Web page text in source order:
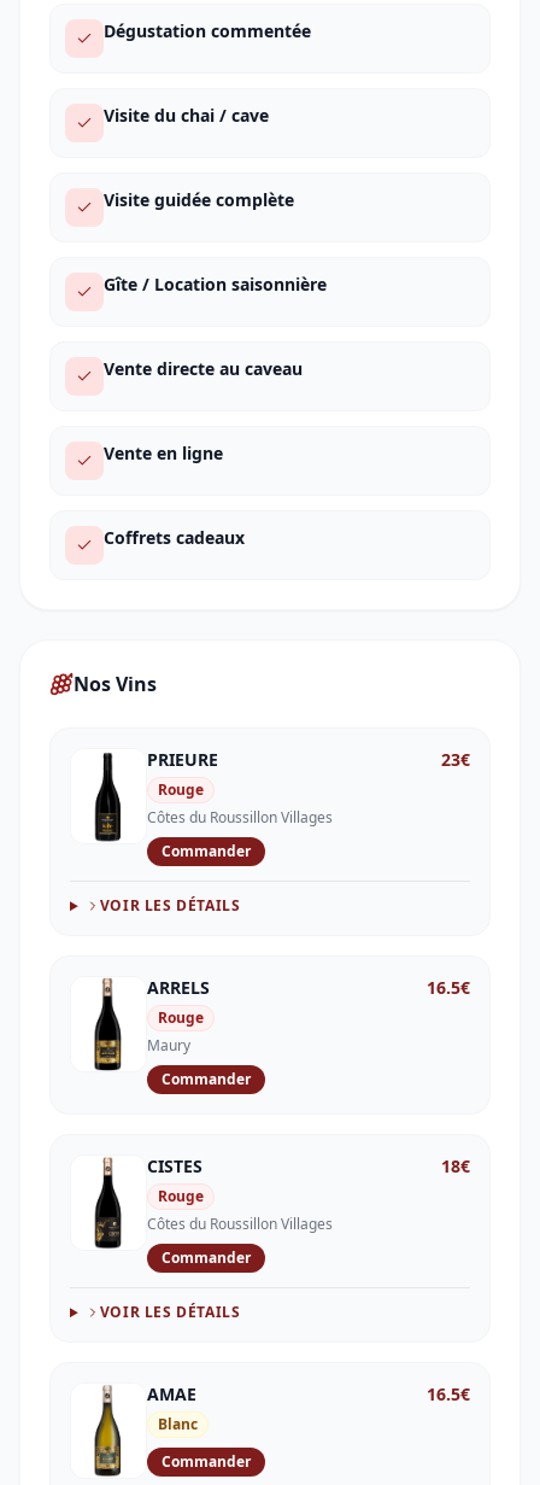
Dégustation commentée
Visite du chai / cave
Visite guidée complète
Gîte / Location saisonnière
Vente directe au caveau
Vente en ligne
Coffrets cadeaux
Nos Vins
PRIEURE 23€
Rouge
Côtes du Roussillon Villages
Commander
VOIR LES DÉTAILS
ARRELS 16.5€
Rouge
Maury
Commander
CISTES 18€
Rouge
Côtes du Roussillon Villages
Commander
VOIR LES DÉTAILS
AMAE 16.5€
Blanc
Commander